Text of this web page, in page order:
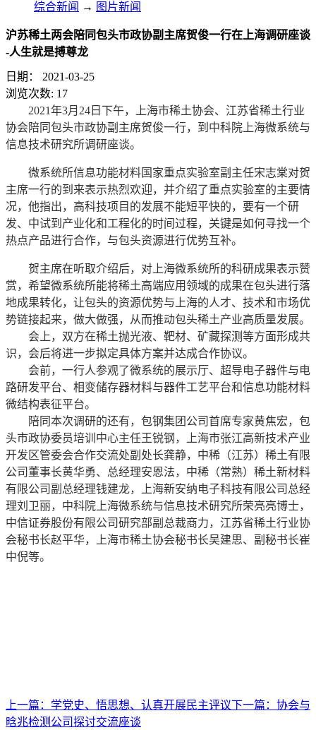
综合新闻 → 图片新闻
沪苏稀土两会陪同包头市政协副主席贺俊一行在上海调研座谈
-人生就是搏尊龙
日期：
2021-03-25
浏览次数: 17
2021年3月24日下午，上海市稀土协会、江苏省稀土行业
协会陪同包头市政协副主席贺俊一行，到中科院上海微系统与
信息技术研究所调研座谈。
微系统所信息功能材料国家重点实验室副主任宋志棠对贺
主席一行的到来表示热烈欢迎，并介绍了重点实验室的主要情
况，他指出，高科技项目的发展不能短平快的，要有一个研
发、中试到产业化和工程化的时间过程，关键是如何寻找一个
热点产品进行合作，与包头资源进行优势互补。
贺主席在听取介绍后，对上海微系统所的科研成果表示赞
赏，希望微系统所能将稀土高端应用领域的成果在包头进行落
地成果转化，让包头的资源优势与上海的人才、技术和市场优
势链接起来，做大做强，从而推动包头稀土产业高质量发展。
会上，双方在稀土抛光液、靶材、矿藏探测等方面形成共
识，会后将进一步拟定具体方案并达成合作协议。
会前，一行人参观了微系统的展示厅、超导电子器件与电
路研发平台、相变储存器材料与器件工艺平台和信息功能材料
微结构表征平台。
陪同本次调研的还有，包钢集团公司首席专家黄焦宏，包
头市政协委员培训中心主任王锐钢，上海市张江高新技术产业
开发区管委会合作交流处副处长龚静，中稀（江苏）稀土有限
公司董事长黄华勇、总经理安恩法，中稀（常熟）稀土新材料
有限公司副总经理钱建龙，上海新安纳电子科技有限公司总经
理刘卫丽，中科院上海微系统与信息技术研究所荣亮亮博士，
中信证券股份有限公司研究部副总裁商力，江苏省稀土行业协
会秘书长赵平华，上海市稀土协会秘书长吴建思、副秘书长崔
中倪等。
上一篇： 学党史、悟思想、认真开展民主评议下一篇： 协会与
晗兆检测公司探讨交流座谈